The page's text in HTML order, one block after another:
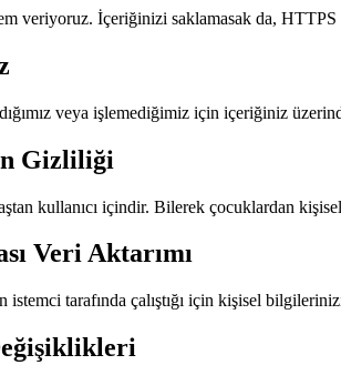
veriyoruz. İçeriğinizi saklamasak da,
veya işlemediğimiz için içeriğiniz
Gizliliği
kullanıcı içindir. Bilerek çocuklardan
Veri Aktarımı
tarafında çalıştığı için kişisel